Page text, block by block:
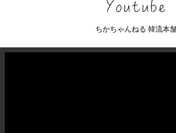
ちかちゃんねる 韓流本